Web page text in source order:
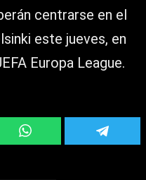
centrarse en el
este jueves, en
Europa League.